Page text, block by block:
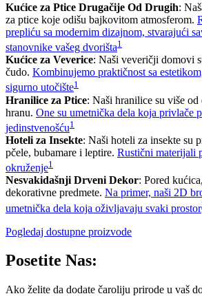
Kućice za Ptice Drugačije Od Drugih:
za ptice koje odišu bajkovitom atmosferom.
prepliću sa modernim dizajnom, stvarajući
stanovnike vašeg dvorišta1
Kućice za Veverice: Naši veveričji domovi
čudo. Kombinujemo praktičnost sa
sigurno utočište1
Hranilice za Ptice: Naši hranilice su više od
hranu. One su umetnička dela koja privlače
jedinstvenošću1
Hoteli za Insekte: Naši hoteli za insekte su
pčele, bubamare i leptire. Rustični materijali
okruženje1
Nesvakidašnji Drveni Dekor: Pored
dekorativne predmete. Na primer, naši 2D
umetnička dela koja oživljavaju svaki prostor
Pogledaj dostupne proizvode
Posetite Nas:
Ako želite da dodate čaroliju prirode u vaš